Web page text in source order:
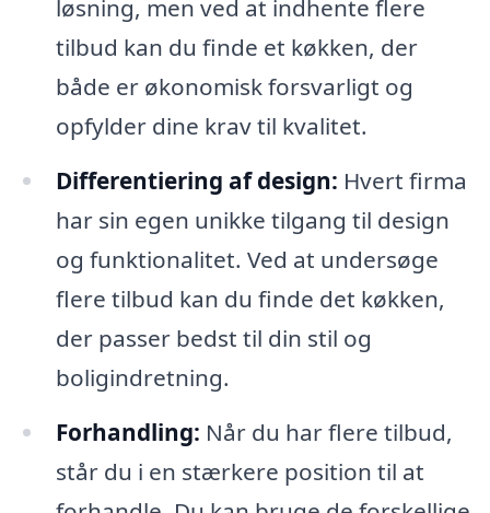
løsning, men ved at indhente flere
tilbud kan du finde et køkken, der
både er økonomisk forsvarligt og
opfylder dine krav til kvalitet.
Differentiering af design: Hvert firma
har sin egen unikke tilgang til design
og funktionalitet. Ved at undersøge
flere tilbud kan du finde det køkken,
der passer bedst til din stil og
boligindretning.
Forhandling: Når du har flere tilbud,
står du i en stærkere position til at